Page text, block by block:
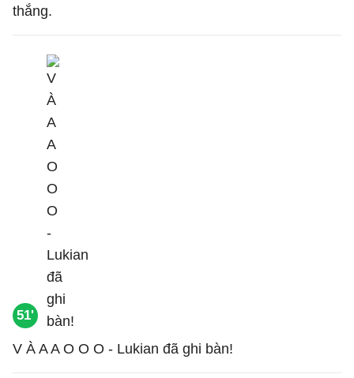
thắng.
51'
V À A A O O O - Lukian đã ghi bàn!